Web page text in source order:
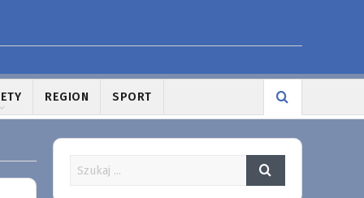
REGION SPORT